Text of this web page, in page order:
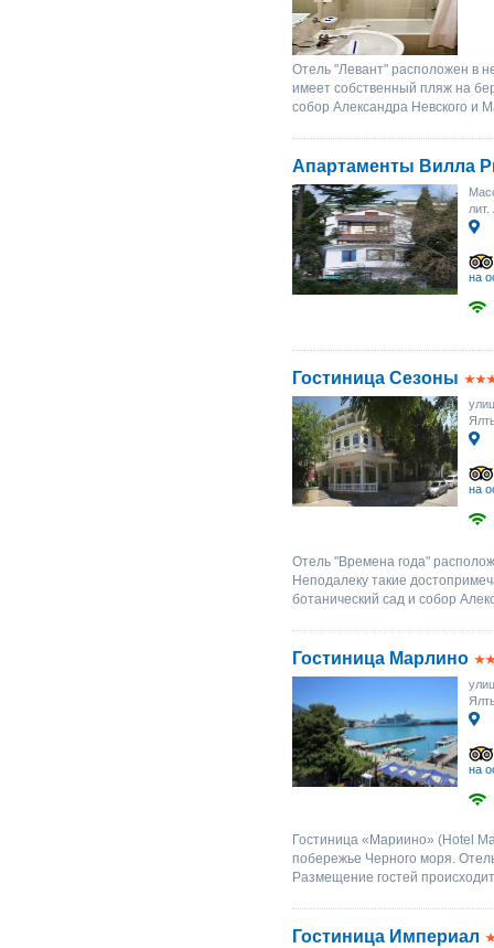
Отель "Левант" расположен в
имеет собственный пляж на
собор Александра Невского и
Апартаменты Вилла
лит.
на
Гостиница Сезоны
на
Отель "Времена года"
Неподалеку такие
ботанический сад и собор
Гостиница Марлино
на
Гостиница «Мариино» (Hotel
побережье Черного моря.
Размещение гостей
Гостиница Империал